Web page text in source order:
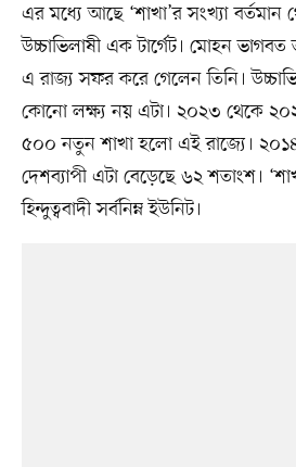
এর মধ্যে আছে ‘শাখা’র সংখ্যা বর্তমান
উচ্চাভিলাষী এক টার্গেট। মোহন ভাগবত
এ রাজ্য সফর করে গেলেন তিনি।
কোনো লক্ষ্য নয় এটা। ২০২৩ থেকে
৫০০ নতুন শাখা হলো এই রাজ্যে।
দেশব্যাপী এটা বেড়েছে ৬২ শতাংশ।
হিন্দুত্ববাদী সর্বনিম্ন ইউনিট।